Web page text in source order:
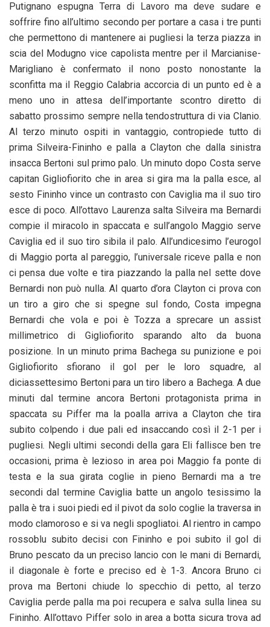
Putignano espugna Terra di Lavoro ma deve sudare e
soffrire fino all’ultimo secondo per portare a casa i tre punti
che permettono di mantenere ai pugliesi la terza piazza in
scia del Modugno vice capolista mentre per il Marcianise-
Marigliano è confermato il nono posto nonostante la
sconfitta ma il Reggio Calabria accorcia di un punto ed è a
meno uno in attesa dell’importante scontro diretto di
sabatto prossimo sempre nella tendostruttura di via Clanio.
Al terzo minuto ospiti in vantaggio, contropiede tutto di
prima Silveira-Fininho e palla a Clayton che dalla sinistra
insacca Bertoni sul primo palo. Un minuto dopo Costa serve
capitan Gigliofiorito che in area si gira ma la palla esce, al
sesto Fininho vince un contrasto con Caviglia ma il suo tiro
esce di poco. All’ottavo Laurenza salta Silveira ma Bernardi
compie il miracolo in spaccata e sull’angolo Maggio serve
Caviglia ed il suo tiro sibila il palo. All’undicesimo l’eurogol
di Maggio porta al pareggio, l’universale riceve palla e non
ci pensa due volte e tira piazzando la palla nel sette dove
Bernardi non può nulla. Al quarto d’ora Clayton ci prova con
un tiro a giro che si spegne sul fondo, Costa impegna
Bernardi che vola e poi è Tozza a sprecare un assist
millimetrico di Gigliofiorito sparando alto da buona
posizione. In un minuto prima Bachega su punizione e poi
Gigliofiorito sfiorano il gol per le loro squadre, al
diciassettesimo Bertoni para un tiro libero a Bachega. A due
minuti dal termine ancora Bertoni protagonista prima in
spaccata su Piffer ma la poalla arriva a Clayton che tira
subito colpendo i due pali ed insaccando così il 2-1 per i
pugliesi. Negli ultimi secondi della gara Eli fallisce ben tre
occasioni, prima è lezioso in area poi Maggio fa ponte di
testa e la sua girata coglie in pieno Bernardi ma a tre
secondi dal termine Caviglia batte un angolo tesissimo la
palla è tra i suoi piedi ed il pivot da solo coglie la traversa in
modo clamoroso e si va negli spogliatoi. Al rientro in campo
rossoblu subito decisi con Fininho e poi subito il gol di
Bruno pescato da un preciso lancio con le mani di Bernardi,
il diagonale è forte e preciso ed è 1-3. Ancora Bruno ci
prova ma Bertoni chiude lo specchio di petto, al terzo
Caviglia perde palla ma poi recupera e salva sulla linea su
Fininho. All’ottavo Piffer solo in area a botta sicura trova ad